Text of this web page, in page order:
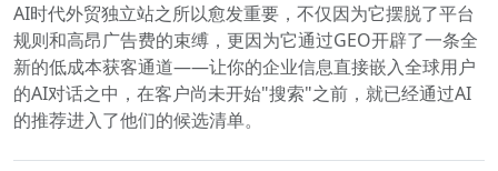
AI时代外贸独立站之所以愈发重要，不仅因为它摆脱了平台
规则和高昂广告费的束缚，更因为它通过GEO开辟了一条全
新的低成本获客通道——让你的企业信息直接嵌入全球用户
的AI对话之中，在客户尚未开始"搜索"之前，就已经通过AI
的推荐进入了他们的候选清单。